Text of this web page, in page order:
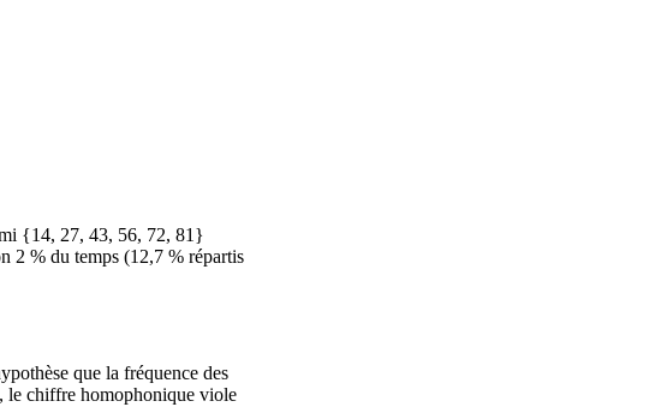
{14, 27, 43, 56, 72, 81}
2 % du temps (12,7 % répartis
que la fréquence des
le chiffre homophonique viole